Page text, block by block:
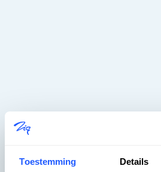
Toestemming Details